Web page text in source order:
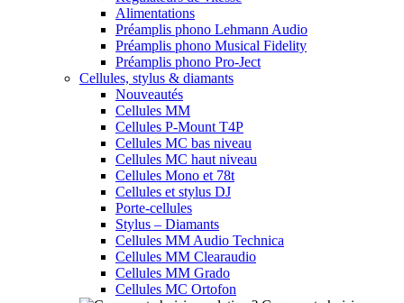
Alimentations
Préamplis phono Lehmann Audio
Préamplis phono Musical Fidelity
Préamplis phono Pro-Ject
Cellules, stylus & diamants
Nouveautés
Cellules MM
Cellules P-Mount T4P
Cellules MC bas niveau
Cellules MC haut niveau
Cellules Mono et 78t
Cellules et stylus DJ
Porte-cellules
Stylus – Diamants
Cellules MM Audio Technica
Cellules MM Clearaudio
Cellules MM Grado
Cellules MC Ortofon